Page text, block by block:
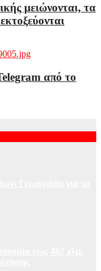
μειώνονται, τα
από το